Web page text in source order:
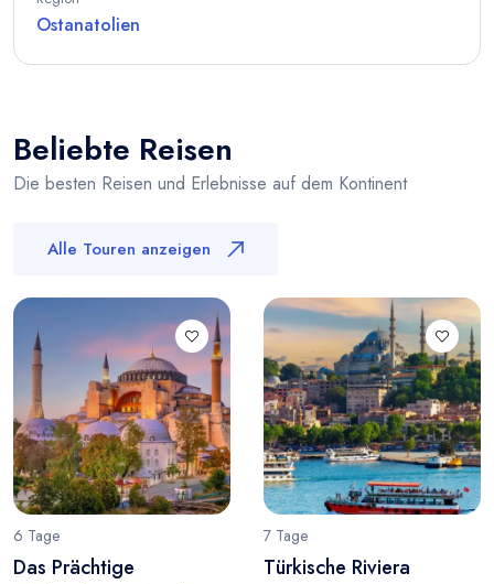
Ostanatolien
Beliebte Reisen
Die besten Reisen und Erlebnisse auf dem Kontinent
Alle Touren anzeigen
6 Tage
Das Prächtige
7 Tage
Türkische Riviera